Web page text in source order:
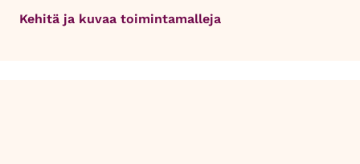
Kehitä ja kuvaa toimintamalleja